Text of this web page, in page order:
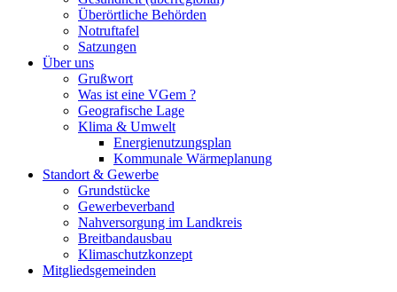
Überörtliche Behörden
Notruftafel
Satzungen
Über uns
Grußwort
Was ist eine VGem ?
Geografische Lage
Klima & Umwelt
Energienutzungsplan
Kommunale Wärmeplanung
Standort & Gewerbe
Grundstücke
Gewerbeverband
Nahversorgung im Landkreis
Breitbandausbau
Klimaschutzkonzept
Mitgliedsgemeinden